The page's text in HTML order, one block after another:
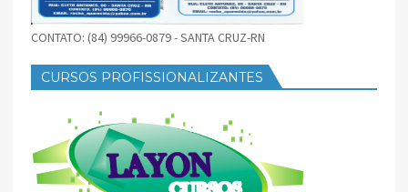
CONTATO: (84) 99966-0879 - SANTA CRUZ-RN
CURSOS PROFISSIONALIZANTES